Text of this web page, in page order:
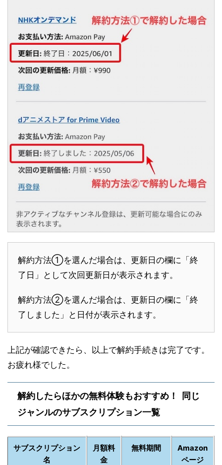
解約方法①を選んだ場合は、更新日の欄に「終
了日」として次回更新日が表示されます。
解約方法②を選んだ場合は、更新日の欄に「終
了しました」と日付が表示されます。
上記が確認できたら、以上で解約手続きは完了です。
お疲れ様でした。
解約したらほかの無料体験もおすすめ！ 同じ
ジャンルのサブスクリプション一覧
サブスクリプション
名
月額料
金
無料期間
Amazon
ページ